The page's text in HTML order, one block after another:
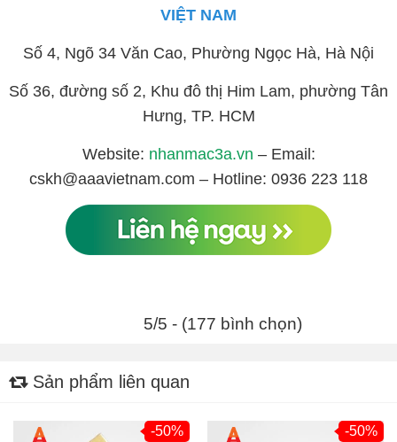
VIỆT NAM
Số 4, Ngõ 34 Văn Cao, Phường Ngọc Hà, Hà Nội
Số 36, đường số 2, Khu đô thị Him Lam, phường Tân
Hưng, TP. HCM
Website: nhanmac3a.vn – Email:
cskh@aaavietnam.com – Hotline: 0936 223 118
5/5 - (177 bình chọn)
Sản phẩm liên quan
-50% -50%